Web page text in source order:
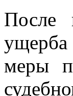
После
ущерба
меры